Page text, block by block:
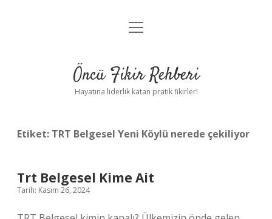
Anasayfa
Yasal Uyarı
menüyü
Öncü Fikir Rehberi
Hayatına liderlik katan pratik fikirler!
Etiket: TRT Belgesel Yeni Köylü nerede çekiliyor
Trt Belgesel Kime Ait
Tarih: Kasım 26, 2024